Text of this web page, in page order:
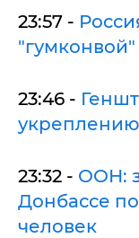
23:57 -
"гумконвой"
23:46 -
23:32 - ООН:
Донбассе
человек